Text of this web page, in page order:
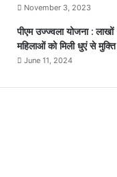
November 3, 2023
पीएम उज्ज्वला योजना : लाखों
महिलाओं को मिली धुएं से मुक्ति
June 11, 2024